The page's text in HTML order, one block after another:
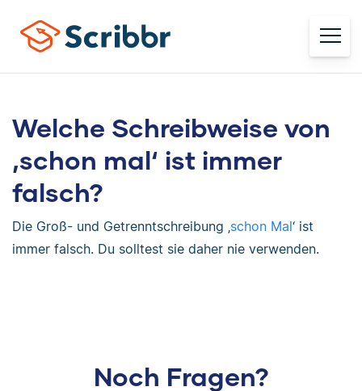
Welche Schreibweise von
‚schon mal‘ ist immer
falsch?
Die Groß- und Getrenntschreibung ‚schon Mal‘ ist
immer falsch. Du solltest sie daher nie verwenden.
Noch Fragen?